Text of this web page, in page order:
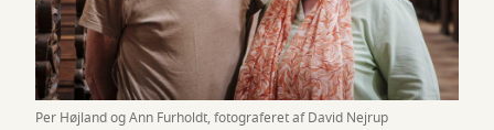
Per Højland og Ann Furholdt, fotograferet af David Nejrup